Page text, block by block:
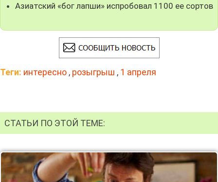
Азиатский «бог лапши» испробовал 1100 ее сортов
Теги: интересно , розыгрыш , 1 апреля
СТАТЬИ ПО ЭТОЙ ТЕМЕ: